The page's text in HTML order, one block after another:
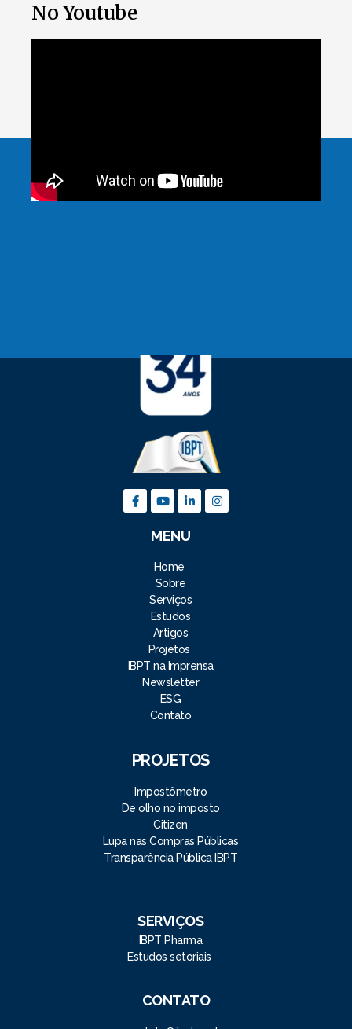
No Youtube
MENU
Home
Sobre
Serviços
Estudos
Artigos
Projetos
IBPT na Imprensa
Newsletter
ESG
Contato
PROJETOS
Impostômetro
De olho no imposto
Citizen
Lupa nas Compras Públicas
Transparência Pública IBPT
SERVIÇOS
IBPT Pharma
Estudos setoriais
CONTATO